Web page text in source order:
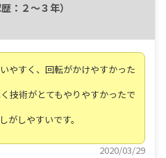
歴：２～３年）
やすく、回転がかけやすかった
技術がとてもやりやすかったで
がしやすいです。
2020/03/29